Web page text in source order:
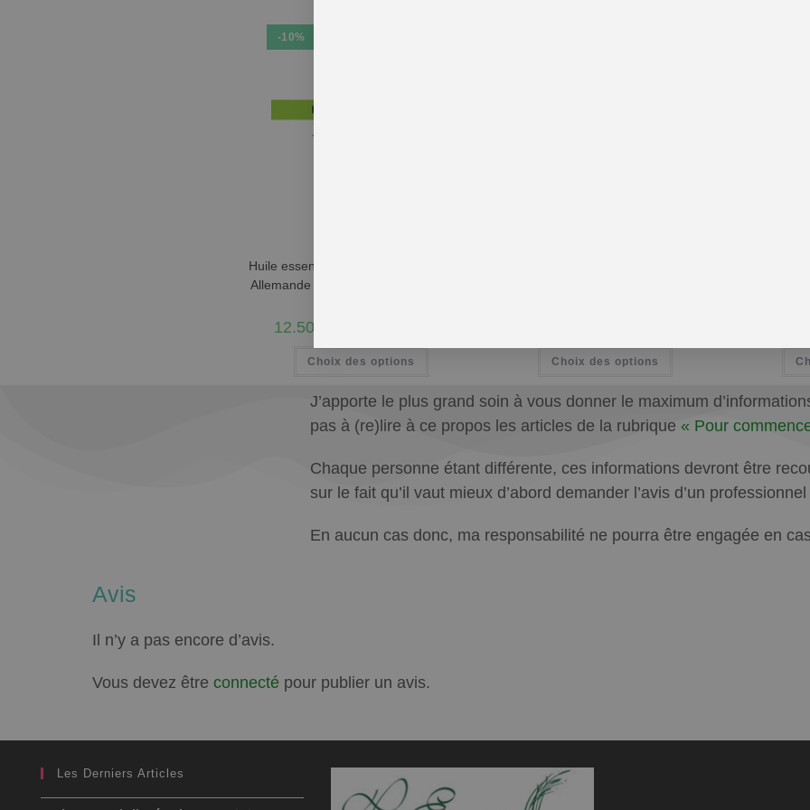
-10%
Huile essentielle Matricaire / Camomille
Allemande Bulgarie BIO – Floressence
12.50
Choix des options Choix des options
J’apporte le plus grand soin à vous donner le maximum
pas à (re)lire à ce propos les articles de la rubrique « Pour
Chaque personne étant différente, ces informations devront être
sur le fait qu’il vaut mieux d’abord demander l’avis d’un
En aucun cas donc, ma responsabilité ne pourra être engagée en
Avis
Il n’y a pas encore d’avis.
Vous devez être connecté pour publier un avis.
Les Derniers Articles